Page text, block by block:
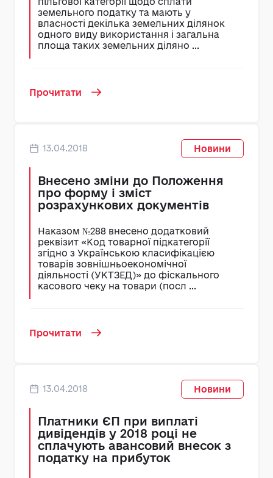
земельного податку та мають у
власності декілька земельних ділянок
одного виду використання і загальна
площа таких земельних діляно ...
Прочитати
13.04.2018 Новини
Внесено зміни до Положення
про форму і зміст
розрахункових документів
Наказом №288 внесено додатковий
реквізит «Код товарної підкатегорії
згідно з Українською класифікацією
товарів зовнішньоекономічної
діяльності (УКТЗЕД)» до фіскального
касового чеку на товари (посл ...
Прочитати
13.04.2018 Новини
Платники ЄП при виплаті
дивідендів у 2018 році не
сплачують авансовий внесок з
податку на прибуток